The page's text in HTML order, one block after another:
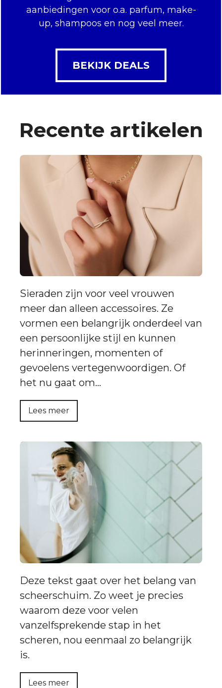
aanbiedingen voor o.a. parfum, make-
up, shampoos en nog veel meer.
BEKIJK DEALS
Recente artikelen
Sieraden zijn voor veel vrouwen
meer dan alleen accessoires. Ze
vormen een belangrijk onderdeel van
een persoonlijke stijl en kunnen
herinneringen, momenten of
gevoelens vertegenwoordigen. Of
het nu gaat om…
Lees meer
Deze tekst gaat over het belang van
scheerschuim. Zo weet je precies
waarom deze voor velen
vanzelfsprekende stap in het
scheren, nou eenmaal zo belangrijk
is.
Lees meer